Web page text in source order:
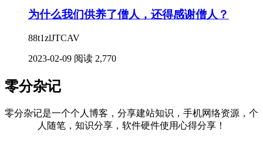
为什么我们供养了僧人，还得感谢僧人？
88t1zlJTCAV
2023-02-09 阅读 2,770
零分杂记
零分杂记是一个个人博客，分享建站知识，手机网络资源，个
人随笔，知识分享，软件硬件使用心得分享！